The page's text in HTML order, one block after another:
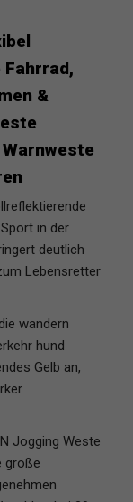
&
in der
deutlich
Lebensretter
wandern
hund
Gelb an,
Jogging Weste
große